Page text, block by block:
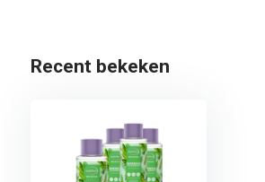
Recent bekeken